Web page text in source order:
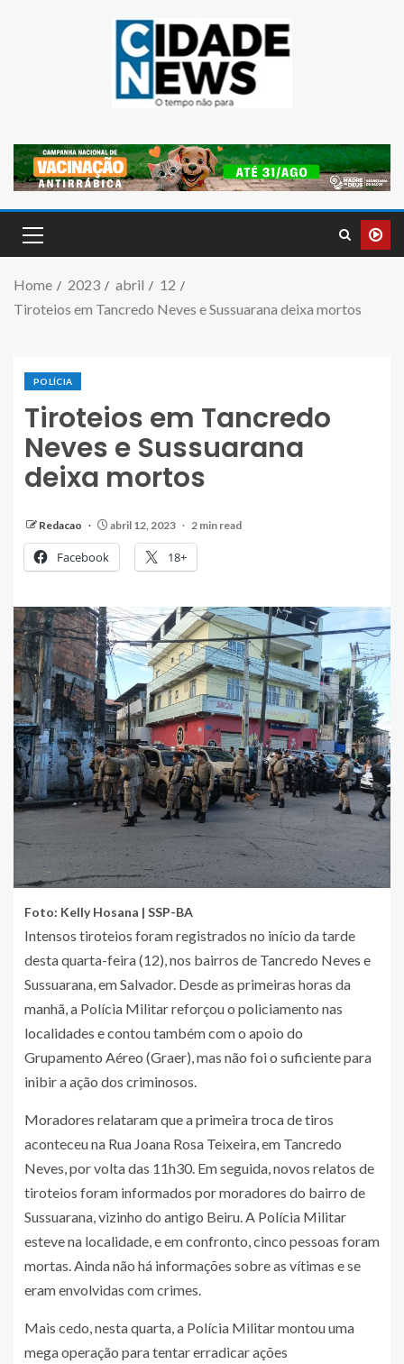
Home 2023 abril
12
Tiroteios em Tancredo Neves e Sussuarana deixa mortos
POLÍCIA
Tiroteios em Tancredo
Neves e Sussuarana
deixa mortos
Redacao abril 12, 2023 2 min read
Facebook 18+
Foto: Kelly Hosana | SSP-BA
Intensos tiroteios foram registrados no início da tarde
desta quarta-feira (12), nos bairros de Tancredo Neves e
Sussuarana, em Salvador. Desde as primeiras horas da
manhã, a Polícia Militar reforçou o policiamento nas
localidades e contou também com o apoio do
Grupamento Aéreo (Graer), mas não foi o suficiente para
inibir a ação dos criminosos.
Moradores relataram que a primeira troca de tiros
aconteceu na Rua Joana Rosa Teixeira, em Tancredo
Neves, por volta das 11h30. Em seguida, novos relatos de
tiroteios foram informados por moradores do bairro de
Sussuarana, vizinho do antigo Beiru. A Polícia Militar
esteve na localidade, e em confronto, cinco pessoas foram
mortas. Ainda não há informações sobre as vítimas e se
eram envolvidas com crimes.
Mais cedo, nesta quarta, a Polícia Militar montou uma
mega operação para tentar erradicar ações